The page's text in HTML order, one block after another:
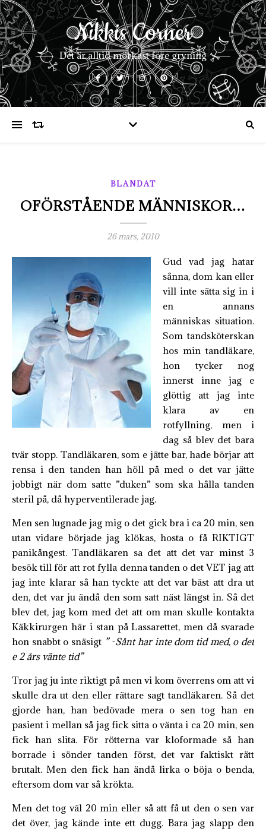
Nikkis Corner
Det är alltid mörkast före gryning
BLANDAT
OFÖRSTÅENDE MÄNNISKOR…
26 mars, 2010
Gud vad jag hatar
sånna, dom kan eller
vill inte sätta sig in i
en annans
människas situation.
Som tandsköterskan
hos min tandläkare,
hon tycker nog
innerst inne jag e
glöttig att jag inte
klara av en
rotfyllning, men i
dag så blev det bara
tvär stopp. Tandläkaren, som e jätte bar, hade börjar att
rensa i den tanden han höll på med o det var jätte
jobbigt när dom satte ”duken” som ska hålla tanden
steril på, då hyperventilerade jag.
Men sen lugnade jag mig o det gick bra i ca 20 min, sen
utan vidare började jag klökas, hosta o få RIKTIGT
panikångest. Tandläkaren sa det att det var minst 3
besök till för att rot fylla denna tanden o det VET jag att
jag inte klarar så han tyckte att det var bäst att dra ut
den, det var ju ändå den som satt näst längst in. Så det
blev det, jag kom med det att om man skulle kontakta
Käkkirurgen här i stan på Lassarettet, men då svarade
hon snabbt o snäsigt ” -Sånt har inte dom tid med, o det
e 2 års vänte tid”
Tror jag ju inte riktigt på men vi kom överrens om att vi
skulle dra ut den eller rättare sagt tandläkaren. Så det
gjorde han, han bedövade mera o sen tog han en
pasient i mellan så jag fick sitta o vänta i ca 20 min, sen
fick han slita. För rötterna var kloformade så han
borrade i sönder tanden först, det var faktiskt rätt
brutalt. Men den fick han ändå lirka o böja o benda,
eftersom dom var så krökta.
Men det tog väl 20 min eller så att få ut den o sen var
det över, jag kände inte ett dugg. Bara jag slapp den